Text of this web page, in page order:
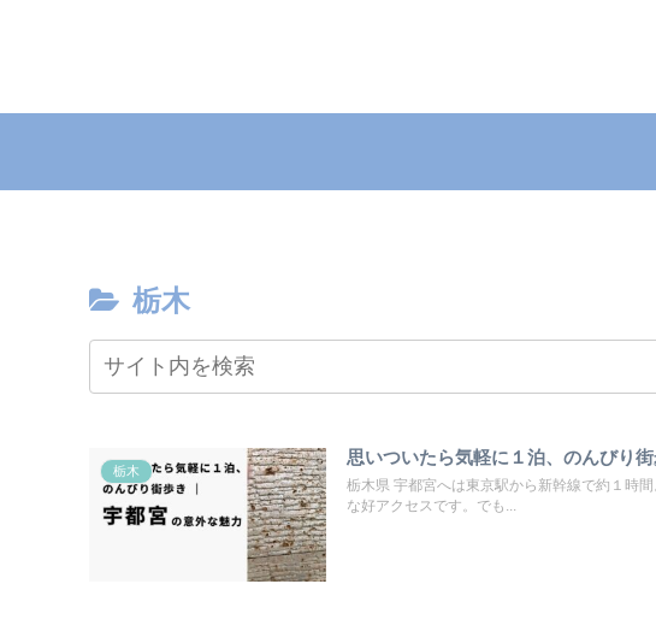
栃木
栃木
思いついたら気軽に１泊、のんびり
栃木県 宇都宮へは東京駅から新幹線で約１時
な好アクセスです。でも...